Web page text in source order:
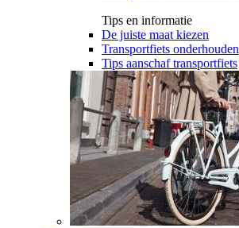
Tips en informatie
De juiste maat kiezen
Transportfiets onderhouden
Tips aanschaf transportfiets